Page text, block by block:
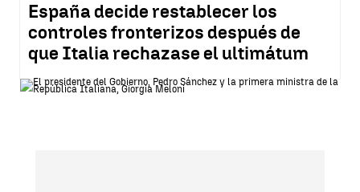
España decide restablecer los
controles fronterizos después de
que Italia rechazase el ultimátum